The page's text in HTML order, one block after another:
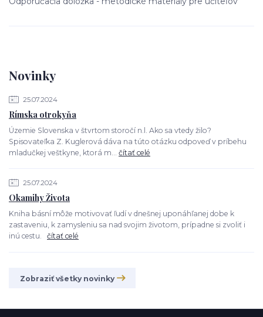
Novinky
25.07.2024
Rímska otrokyňa
Územie Slovenska v štvrtom storočí n.l. Ako sa vtedy žilo?
Spisovateľka Z. Kuglerová dáva na túto otázku odpoveď v príbehu
mladučkej veštkyne, ktorá m... čítať celé
25.07.2024
Okamihy Života
Kniha básní môže motivovať ľudí v dnešnej uponáhľanej dobe k
zastaveniu, k zamysleniu sa nad svojim životom, prípadne si zvoliť i
inú cestu. čítať celé
Zobraziť všetky novinky